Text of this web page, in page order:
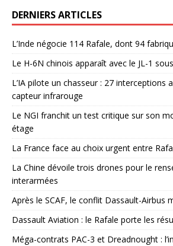
DERNIERS ARTICLES
L’Inde négocie 114 Rafale, dont 94
Le H-6N chinois apparaît avec le JL-1
L’IA pilote un chasseur : 27 interceptions
capteur infrarouge
Le NGI franchit un test critique sur son
étage
La France face au choix urgent entre
La Chine dévoile trois drones pour le
interarmées
Après le SCAF, le conflit Dassault-Airbus
Dassault Aviation : le Rafale porte les
Méga-contrats PAC-3 et Dreadnought :